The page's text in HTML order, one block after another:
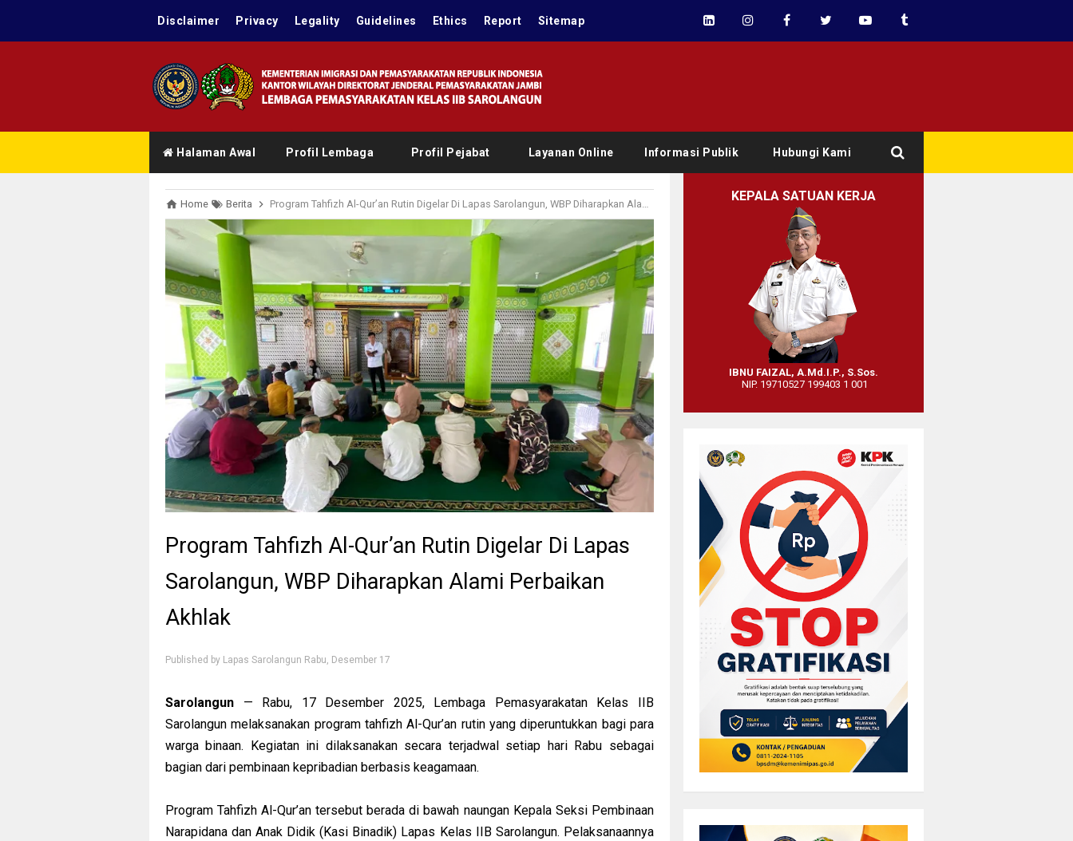
Disclaimer Privacy Legality Guidelines Ethics Report Sitemap
Halaman Awal Profil Lembaga Profil Pejabat Layanan Online Informasi Publik Hubungi Kami
Home Berita Program Tahfizh Al-Qur’an Rutin Digelar Di Lapas Sarolangun, WBP Diharapkan Alami Perbaikan Akhlak
Program Tahfizh Al-Qur’an Rutin Digelar Di Lapas
Sarolangun, WBP Diharapkan Alami Perbaikan
Akhlak
Published by Lapas Sarolangun Rabu, Desember 17
Sarolangun — Rabu, 17 Desember 2025, Lembaga Pemasyarakatan Kelas IIB
Sarolangun melaksanakan program tahfizh Al-Qur’an rutin yang diperuntukkan bagi para
warga binaan. Kegiatan ini dilaksanakan secara terjadwal setiap hari Rabu sebagai
bagian dari pembinaan kepribadian berbasis keagamaan.
Program Tahfizh Al-Qur’an tersebut berada di bawah naungan Kepala Seksi Pembinaan
Narapidana dan Anak Didik (Kasi Binadik) Lapas Kelas IIB Sarolangun. Pelaksanaannya
KEPALA SATUAN KERJA
IBNU FAIZAL, A.Md.I.P., S.Sos.
NIP. 19710527 199403 1 001